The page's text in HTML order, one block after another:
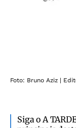
Foto: Bruno Aziz |
Siga o A